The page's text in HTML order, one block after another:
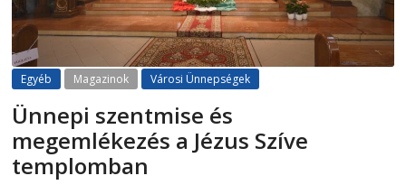
Egyéb Magazinok Városi Ünnepségek
Ünnepi szentmise és
megemlékezés a Jézus Szíve
templomban